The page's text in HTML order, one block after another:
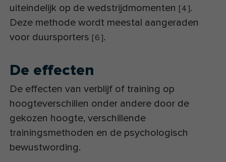
uiteindelijk op de wedstrijdmomenten [4].
Deze methode wordt meestal aangeraden
voor duursporters [6].
De effecten
De effecten van verblijf of training op
hoogteverschillen onder andere door de
gekozen hoogte, verschillende
trainingsmethoden en de psychologisch
bewustwording.